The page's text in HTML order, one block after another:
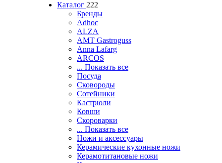
Каталог 222
Бренды
Adhoc
ALZA
AMT Gastroguss
Anna Lafarg
ARCOS
... Показать все
Посуда
Сковороды
Сотейники
Кастрюли
Ковши
Скороварки
... Показать все
Ножи и аксессуары
Керамические кухонные ножи
Керамотитановые ножи